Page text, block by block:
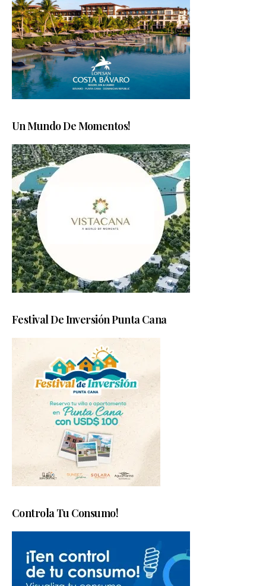
Un Mundo De Momentos!
Festival De Inversión Punta Cana
Controla Tu Consumo!